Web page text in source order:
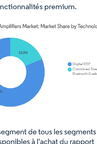
premium.
La réutilisation nécessite une